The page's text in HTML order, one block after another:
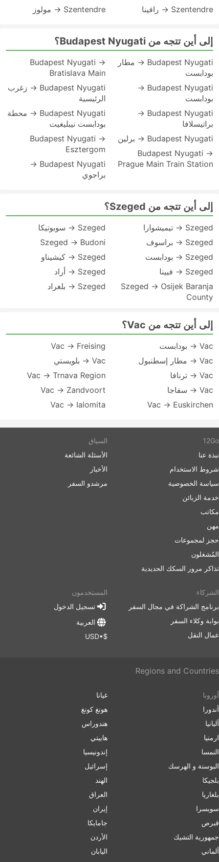
Szentendre → رافينا
Szentendre → مولوز
إلى أين تتجه من Budapest Nyugati؟
Budapest Nyugati → مطار
بودابست
Budapest Nyugati →
بودابست
Budapest Nyugati →
براتيسلافا
Budapest Nyugati → برلين
Budapest Nyugati →
Prague Main Train Station
Budapest Nyugati →
Bratislava Main
Budapest Nyugati → زغرب
الرئيسية
Budapest Nyugati → محطة
بودابست نيبليغيت
Budapest Nyugati →
Esztergom
Budapest Nyugati →
براجوي
إلى أين تتجه من Szeged؟
Szeged → تيميشوارا
Szeged → براسوف
Szeged → بودابست
Szeged → فيينا
Szeged → Osijek Baranja
County
Szeged → سوبوتيكا
Szeged → Budoni
Szeged → كيشيناو
Szeged → أراد
Szeged → بلغراد
إلى أين تتجه من Vac؟
Vac → بودابست
Vac → مطار إسطنبول
Vac → ترنافا
Vac → سفاجا
Vac → Euskirchen
Vac → Freising
Vac → بلويستي
Vac → Trnava Region
Vac → Zandvoort
Vac → Ialomita
12Go
نبذة عنا
شروط الاستخدام
سياسة الخصوصية
خدمة الزبائن
مكاتب
مهن
حجز لمجموعات
المُشغلون
تذاكر مرور السكك الحديدية
السياق
الأسئلة الشائعة
الأخبار
مرشدو السفر
الشركاء
برنامج الشراكة في مجال السفر
بوابة وكلاء السفر
عمال النقل
المستخدمون
تسجيل الدخول
العربية
$•USD
Regions and Countries
أوروبا
أندورا
ألبانيا
ارمنیا
النمسا
البوسنة و الهرسك
بلجيكا
بلغاریا
سويسرا
قبرص
جمهورية التشيك
ألماني
غيانا
هونغ كونغ
هندوراس
هاييتي
إندونيسيا
إسرائیل
الهند
العراق
إيران
جامايكا
الأردن
اليابان